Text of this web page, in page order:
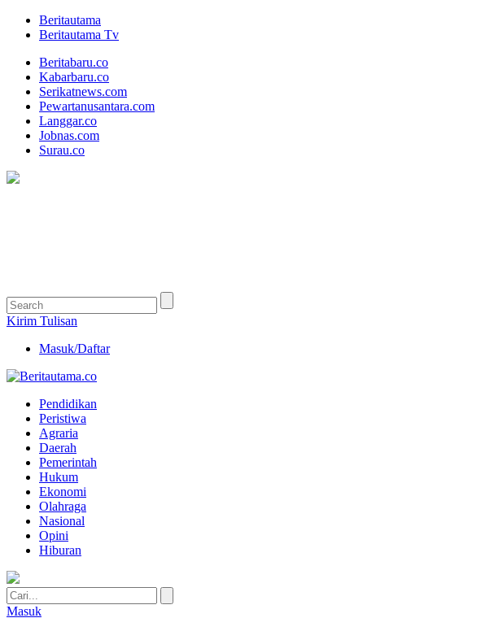
Beritautama
Beritautama Tv
Beritabaru.co
Kabarbaru.co
Serikatnews.com
Pewartanusantara.com
Langgar.co
Jobnas.com
Surau.co
Kirim Tulisan
Masuk/Daftar
Pendidikan
Peristiwa
Agraria
Daerah
Pemerintah
Hukum
Ekonomi
Olahraga
Nasional
Opini
Hiburan
Masuk